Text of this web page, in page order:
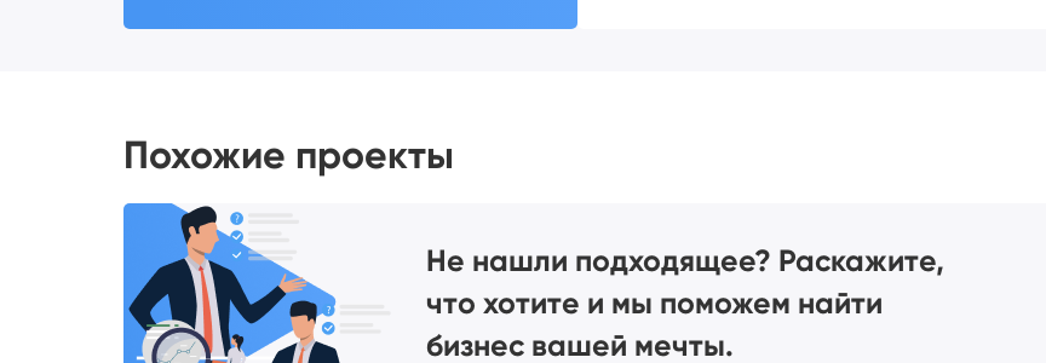
Похожие проекты
Не нашли подходящее? Раскажите,
что хотите и мы поможем найти
бизнес вашей мечты.